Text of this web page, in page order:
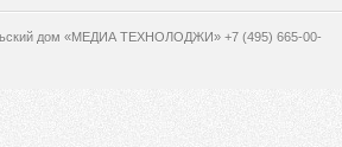
дом «МЕДИА ТЕХНОЛОДЖИ» +7 (495) 665-00-